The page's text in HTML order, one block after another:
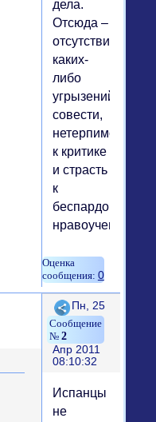
дела.
Отсюда –
отсутствие
каких-
либо
угрызений
совести,
нетерпимость
к критике
и страсть
к
беспардонным
нравоучениям.
0
Поделиться
2
Пн, 25
Апр 2011
08:10:32
Испанцы
не